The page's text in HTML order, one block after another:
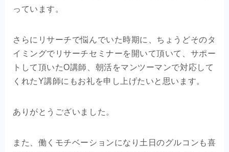
っています。
さらにリサーチで悩んでいた時期に、ちょうどそのタ
イミングでリサーチセミナーを開いて頂いて、サポー
トして頂いたO講師、朝活をマンツーマンで対応して
くれたY講師にもお礼を申し上げたいと思います。
ありがとうございました。
また、働くモチベーションになり土日のグルコンも喜